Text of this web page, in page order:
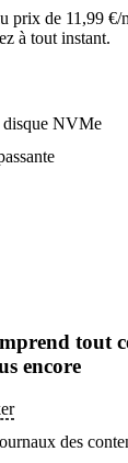
prix de 11,99 €/
à tout instant.
disque NVMe
tout
encore
des